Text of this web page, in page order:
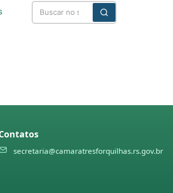
secretaria@camaratresforquilhas.rs.gov.br